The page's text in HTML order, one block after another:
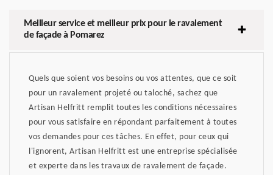
Meilleur service et meilleur prix pour le ravalement
de façade à Pomarez
Quels que soient vos besoins ou vos attentes, que ce soit
pour un ravalement projeté ou taloché, sachez que
Artisan Helfritt remplit toutes les conditions nécessaires
pour vous satisfaire en répondant parfaitement à toutes
vos demandes pour ces tâches. En effet, pour ceux qui
l'ignorent, Artisan Helfritt est une entreprise spécialisée
et experte dans les travaux de ravalement de façade.